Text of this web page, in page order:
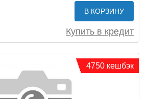
В КОРЗИНУ
Купить в кредит
4750 кешбэк